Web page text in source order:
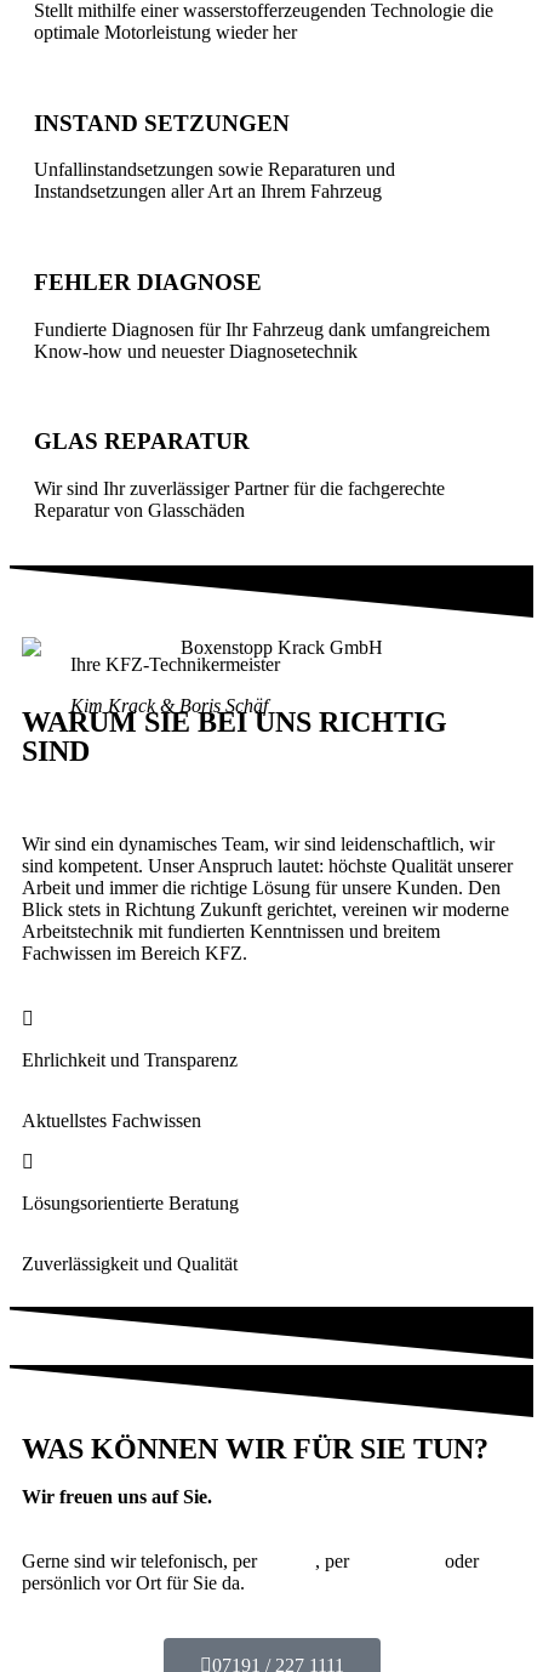
Stellt mithilfe einer wasserstofferzeugenden Technologie die
optimale Motorleistung wieder her
INSTAND SETZUNGEN
Unfallinstandsetzungen sowie Reparaturen und
Instandsetzungen aller Art an Ihrem Fahrzeug
FEHLER DIAGNOSE
Fundierte Diagnosen für Ihr Fahrzeug dank umfangreichem
Know-how und neuester Diagnosetechnik
GLAS REPARATUR
Wir sind Ihr zuverlässiger Partner für die fachgerechte
Reparatur von Glasschäden
Ihre KFZ-Technikermeister
Kim Krack & Boris Schäf
WARUM SIE BEI UNS RICHTIG
SIND
Wir sind ein dynamisches Team, wir sind leidenschaftlich, wir
sind kompetent. Unser Anspruch lautet: höchste Qualität unserer
Arbeit und immer die richtige Lösung für unsere Kunden. Den
Blick stets in Richtung Zukunft gerichtet, vereinen wir moderne
Arbeitstechnik mit fundierten Kenntnissen und breitem
Fachwissen im Bereich KFZ.
Ehrlichkeit und Transparenz
Aktuellstes Fachwissen
Lösungsorientierte Beratung
Zuverlässigkeit und Qualität
WAS KÖNNEN WIR FÜR SIE TUN?
Wir freuen uns auf Sie.
Gerne sind wir telefonisch, per , per
oder
persönlich vor Ort für Sie da.
07191 / 227 1111